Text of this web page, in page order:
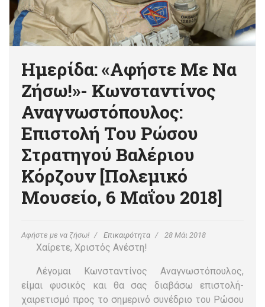
Ημερίδα: «Αφήστε Με Να
Ζήσω!»- Κωνσταντίνος
Αναγνωστόπουλος:
Επιστολή Του Ρώσου
Στρατηγού Βαλέριου
Κόρζουν [Πολεμικό
Μουσείο, 6 Μαΐου 2018]
Αφήστε με να ζήσω! Επικαιρότητα 28 Μάι 2018
Χαίρετε, Χριστός Ανέστη!
Λέγομαι Κωνσταντίνος Αναγνωστόπουλος,
είμαι φυσικός και θα σας διαβάσω επιστολή-
χαιρετισμό προς το σημερινό συνέδριο του Ρώσου